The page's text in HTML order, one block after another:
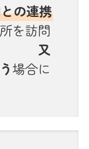
の連携
を訪問
又
場合に